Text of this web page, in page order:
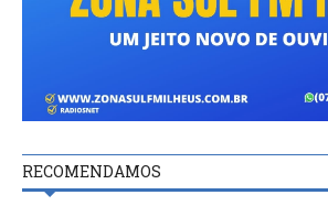
RECOMENDAMOS